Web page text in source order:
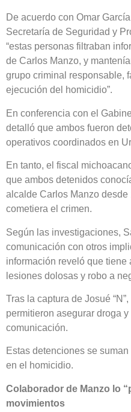
De acuerdo con Omar
Secretaría de Seguridad y
“estas personas filtraban
de Carlos Manzo, y
grupo criminal responsable,
ejecución del homicidio”.
En conferencia con el
detalló que ambos fueron
operativos coordinados en
En tanto, el fiscal
que ambos detenidos
alcalde Carlos Manzo desde
cometiera el crimen.
Según las investigaciones,
comunicación con otros
información reveló que
lesiones dolosas y robo a
Tras la captura de Josué
permitieron asegurar droga
comunicación.
Estas detenciones se
en el homicidio.
Colaborador de Manzo lo
movimientos